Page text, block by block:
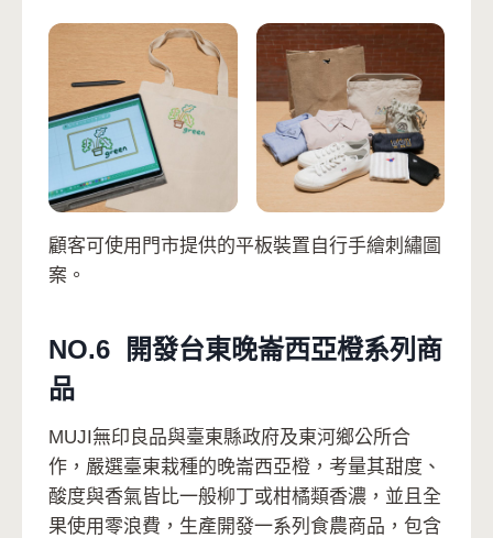
顧客可使用門市提供的平板裝置自行手繪刺繡圖
案。
NO.6 開發台東晚崙西亞橙系列商
品
MUJI無印良品與臺東縣政府及東河鄉公所合
作，嚴選臺東栽種的晚崙西亞橙，考量其甜度、
酸度與香氣皆比一般柳丁或柑橘類香濃，並且全
果使用零浪費，生產開發一系列食農商品，包含